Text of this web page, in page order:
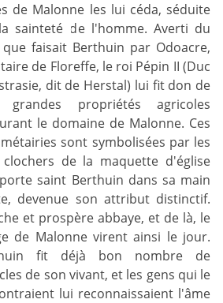
de Malonne les lui céda, séduite
sainteté de l'homme. Averti du
faisait Berthuin par Odoacre,
de Floreffe, le roi Pépin II (Duc
dit de Herstal) lui fit don de
grandes propriétés agricoles
le domaine de Malonne. Ces
sont symbolisées par les
de la maquette d'église
saint Berthuin dans sa main
devenue son attribut distinctif.
et prospère abbaye, et de là, le
de Malonne virent ainsi le jour.
fit déjà bon nombre de
de son vivant, et les gens qui le
lui reconnaissaient l'âme